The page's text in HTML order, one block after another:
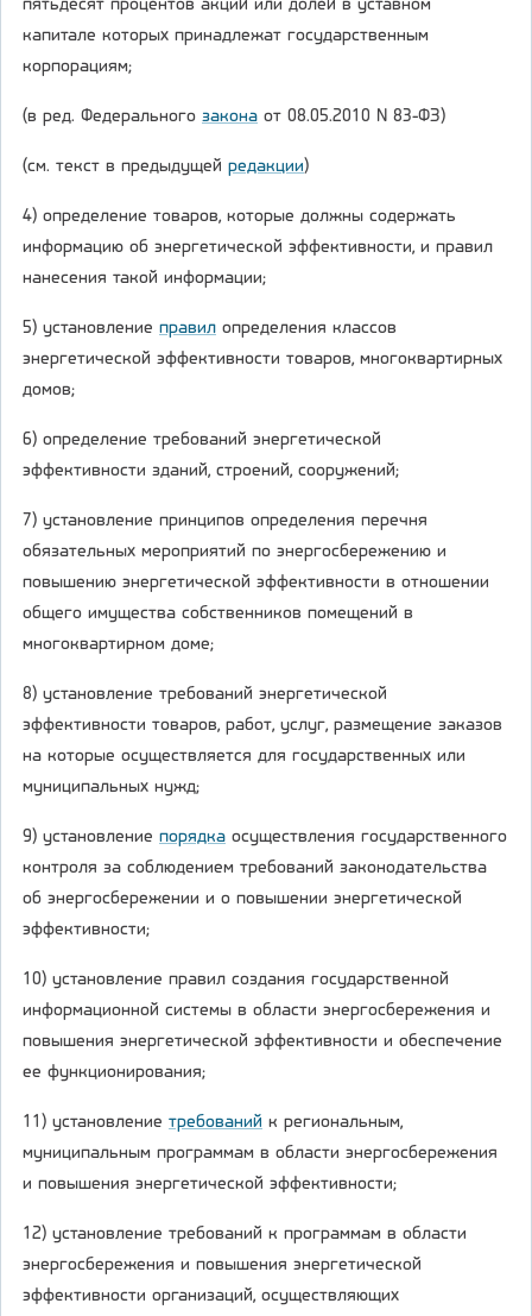
пятьдесят процентов акций или долей в уставном
капитале которых принадлежат государственным
корпорациям;
(в ред. Федерального закона от 08.05.2010 N 83-ФЗ)
(см. текст в предыдущей редакции)
4) определение товаров, которые должны содержать
информацию об энергетической эффективности, и правил
нанесения такой информации;
5) установление правил определения классов
энергетической эффективности товаров, многоквартирных
домов;
6) определение требований энергетической
эффективности зданий, строений, сооружений;
7) установление принципов определения перечня
обязательных мероприятий по энергосбережению и
повышению энергетической эффективности в отношении
общего имущества собственников помещений в
многоквартирном доме;
8) установление требований энергетической
эффективности товаров, работ, услуг, размещение заказов
на которые осуществляется для государственных или
муниципальных нужд;
9) установление порядка осуществления государственного
контроля за соблюдением требований законодательства
об энергосбережении и о повышении энергетической
эффективности;
10) установление правил создания государственной
информационной системы в области энергосбережения и
повышения энергетической эффективности и обеспечение
ее функционирования;
11) установление требований к региональным,
муниципальным программам в области энергосбережения
и повышения энергетической эффективности;
12) установление требований к программам в области
энергосбережения и повышения энергетической
эффективности организаций, осуществляющих